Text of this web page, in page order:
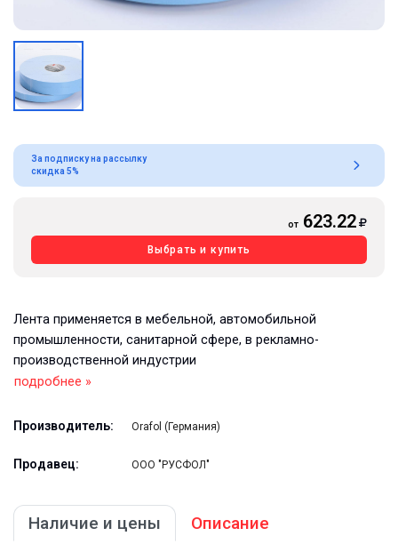
За подписку на рассылку
скидка 5%
от 623.22
Выбрать и купить
Лента применяется в мебельной, автомобильной
промышленности, санитарной сфере, в рекламно-
производственной индустрии
подробнее »
Производитель: Orafol (Германия)
Продавец: ООО "РУСФОЛ"
Наличие и цены
Описание